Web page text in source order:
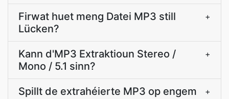
Firwat huet meng Datei MP3 still
Lücken?
+
Kann d'MP3 Extraktioun Stereo /
Mono / 5.1 sinn?
+
Spillt de extrahéierte MP3 op engem
+